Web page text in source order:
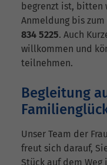
begrenzt ist, bitten
Anmeldung bis
834 5225. Auch
willkommen und
teilnehmen.
Begleitung
Unser Team der
freut sich darauf,
Stück auf dem